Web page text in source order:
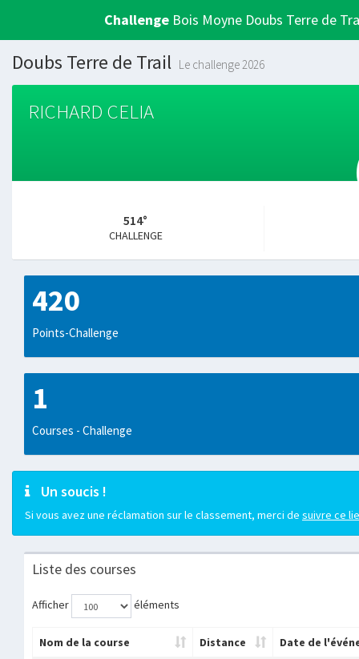
Challenge Bois Moyne Doubs Terre de
Doubs Terre de Trail Le challenge 2026
RICHARD CELIA
514°
CHALLENGE
420
Points-Challenge
1
Courses - Challenge
Un soucis !
Si vous avez une réclamation sur le classement, merci de suivre ce
Liste des courses
Afficher éléments
Nom de la course Distance Date de